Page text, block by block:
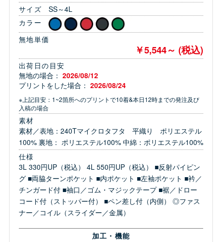
サイズ
SS～4L
カラー
無地単価
￥5,544～ (税込)
出荷日の目安
無地の場合： 2026/08/12
プリントをした場合： 2026/08/24
※上記目安：1~2箇所へのプリントで10着&本日12時までの発注及び
入稿の場合
素材
素材／表地：240Tマイクロタフタ 平織り ポリエステル
100% 裏地： ポリエステル100% 中綿：ポリエステル100%
仕様
3L 330円UP（税込） 4L 550円UP（税込） ■反射パイピン
グ ■両脇ターンポケット ■内ポケット ■左袖ポケット ■衿／
チンガード付 ■袖口／ゴム・マジックテープ ■裾／ドロー
コード付（ストッパー付） ■ペン差し付（内側） ◎ファス
ナー／コイル（スライダー／金属）
加工・機能